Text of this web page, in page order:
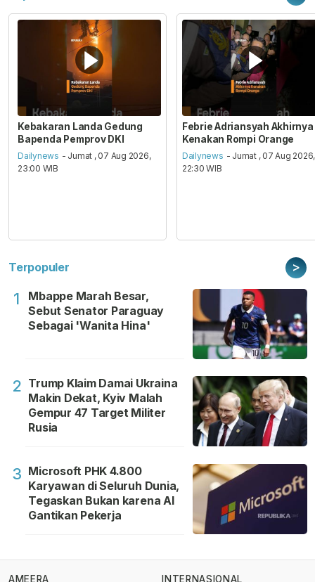
Kebakaran Landa Gedung
Bapenda Pemprov DKI
Dailynews - Jumat , 07 Aug 2026,
23:00 WIB
Febrie Adriansyah Akhirnya
Kenakan Rompi Orange
Dailynews - Jumat , 07 Aug 2026,
22:30 WIB
Terpopuler >
1
Mbappe Marah Besar,
Sebut Senator Paraguay
Sebagai 'Wanita Hina'
2 Trump Klaim Damai Ukraina
Makin Dekat, Kyiv Malah
Gempur 47 Target Militer
Rusia
3 Microsoft PHK 4.800
Karyawan di Seluruh Dunia,
Tegaskan Bukan karena AI
Gantikan Pekerja
AMEERA INTERNASIONAL